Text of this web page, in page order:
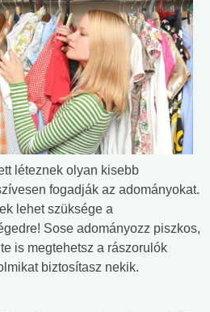
léteznek olyan kisebb
fogadják az adományokat.
lehet szüksége a
Sose adományozz piszkos,
is megtehetsz a rászorulók
biztosítasz nekik.